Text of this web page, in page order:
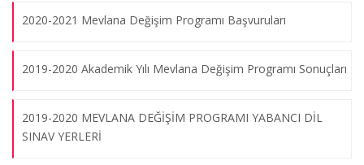
2020-2021 Mevlana Değişim Programı Başvuruları
2019-2020 Akademik Yılı Mevlana Değişim Programı Sonuçları
2019-2020 MEVLANA DEĞİŞİM PROGRAMI YABANCI DİL
SINAV YERLERİ